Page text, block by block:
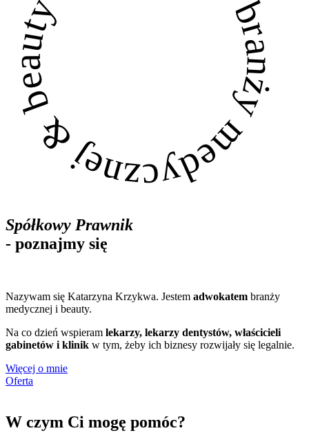
Prawo branży medycznej & beauty ◇
Spółkowy Prawnik
- poznajmy się
Nazywam się Katarzyna Krzykwa. Jestem adwokatem branży
medycznej i beauty.
Na co dzień wspieram lekarzy, lekarzy dentystów, właścicieli
gabinetów i klinik w tym, żeby ich biznesy rozwijały się legalnie.
Więcej o mnie
Oferta
W czym Ci mogę pomóc?